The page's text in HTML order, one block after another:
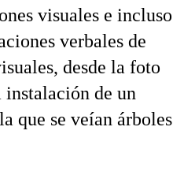
visuales e incluso
verbales de
desde la foto
de un
que se veían árboles